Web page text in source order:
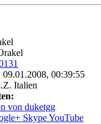
09.01.2008, 00:39:55
Italien
von duketgg
SkypeYouTube